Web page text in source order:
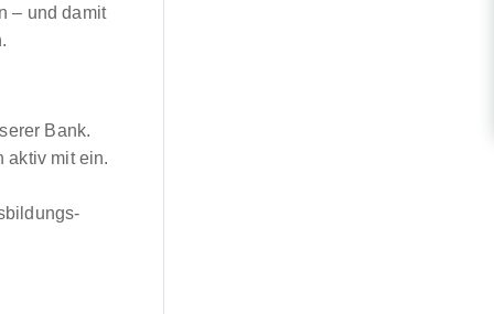
– und damit
Bank.
aktiv mit ein.